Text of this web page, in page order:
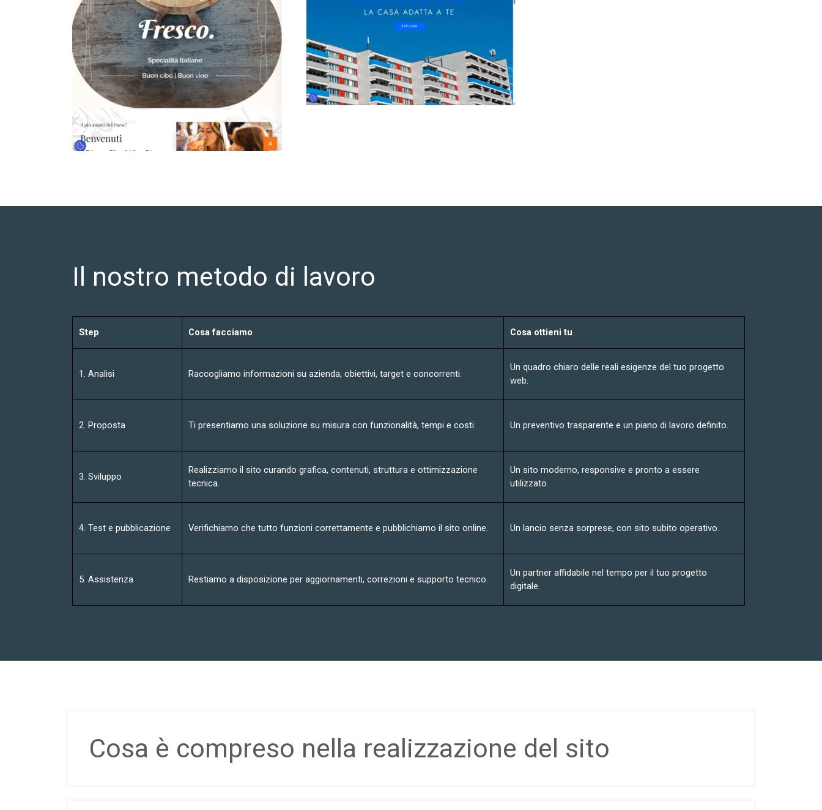
Il nostro metodo di lavoro
Step Cosa facciamo Cosa ottieni tu
1. Analisi Raccogliamo informazioni su azienda, obiettivi, target e concorrenti.
Un quadro chiaro delle reali esigenze del tuo progetto
web.
2. Proposta Ti presentiamo una soluzione su misura con funzionalità, tempi e costi. Un preventivo trasparente e un piano di lavoro definito.
3. Sviluppo
Realizziamo il sito curando grafica, contenuti, struttura e ottimizzazione
tecnica.
Un sito moderno, responsive e pronto a essere
utilizzato.
4. Test e pubblicazione Verifichiamo che tutto funzioni correttamente e pubblichiamo il sito online. Un lancio senza sorprese, con sito subito operativo.
5. Assistenza Restiamo a disposizione per aggiornamenti, correzioni e supporto tecnico.
Un partner affidabile nel tempo per il tuo progetto
digitale.
Cosa è compreso nella realizzazione del sito